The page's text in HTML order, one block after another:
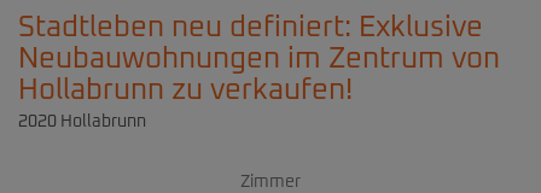
Stadtleben neu definiert: Exklusive
Neubauwohnungen im Zentrum von
Hollabrunn zu verkaufen!
2020 Hollabrunn
Zimmer